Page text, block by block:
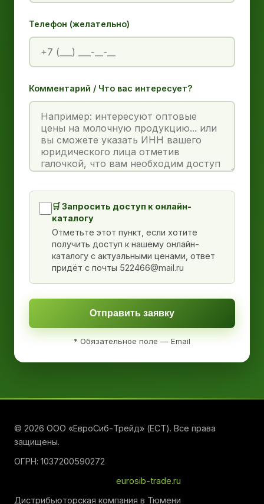
Телефон (желательно)
Комментарий / Что вас интересует?
🛒 Запросить доступ к онлайн-
каталогу
Отметьте этот пункт, если хотите
получить доступ к нашему онлайн-
каталогу с актуальными ценами, ответ
придёт с почты 522466@mail.ru
Отправить заявку
* Обязательное поле — Email
© 2026 ООО «ЕвроСиб-Трейд» (ЕСТ). Все права
защищены.
ОГРН: 1037200590272
eurosib-trade.ru
Дистрибьюторская компания в Тюмени